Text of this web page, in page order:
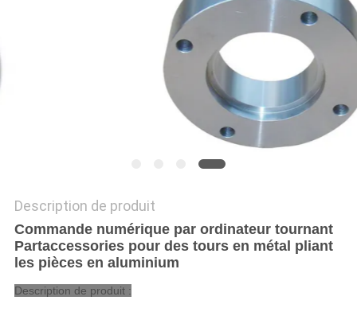
CONFIDENTIALITÉ
Description de produit
Commande numérique par ordinateur tournant
Partaccessories pour des tours en métal pliant
les pièces en aluminium
Description de produit :